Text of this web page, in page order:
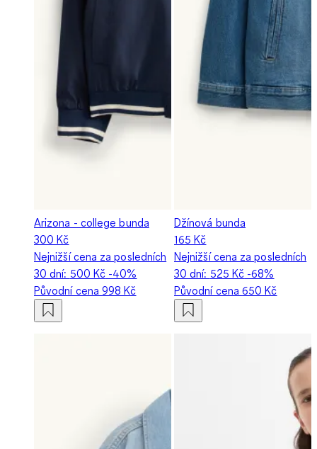
Arizona - college bunda
300 Kč
Nejnižší cena za posledních
30 dní: 500 Kč -40%
Původní cena998 Kč
Džínová bunda
165 Kč
Nejnižší cena za posledních
30 dní: 525 Kč -68%
Původní cena650 Kč